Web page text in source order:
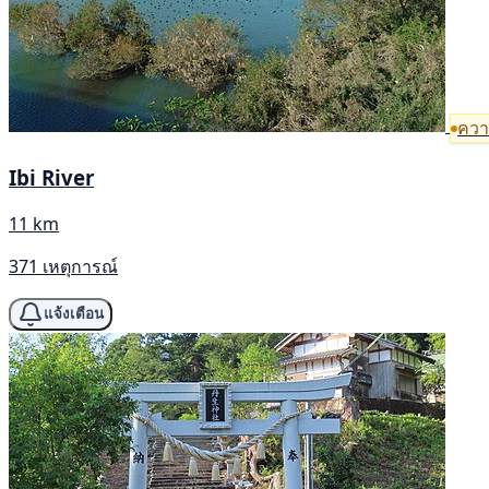
คว
Ibi River
11 km
371 เหตุการณ์
แจ้งเตือน